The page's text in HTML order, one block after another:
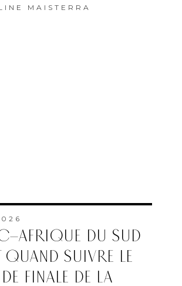
MAISTERRA
DU SUD
SUIVRE LE
FINALE DE LA